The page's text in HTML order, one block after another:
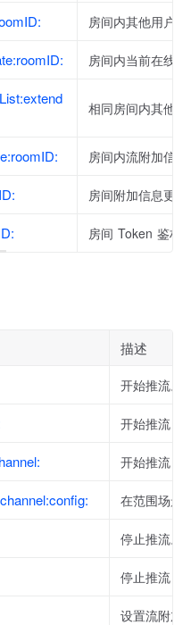
房间内其他用户
房间内当前在线
相同房间内其他
房间内流附加信
房间附加信息更
房间 Token 鉴权
描述
开始推流。
开始推流，
开始推流，
在范围场景
停止推流。
停止推流，
设置流附加